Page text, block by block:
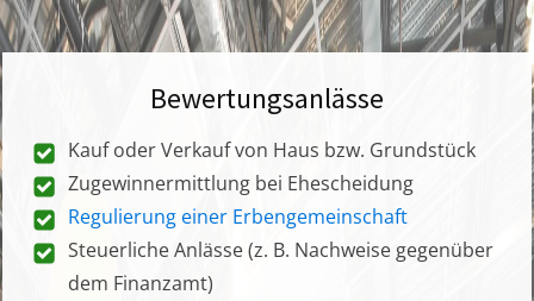
Bewertungsanlässe
Kauf oder Verkauf von Haus bzw. Grundstück
Zugewinnermittlung bei Ehescheidung
Regulierung einer Erbengemeinschaft
Steuerliche Anlässe (z. B. Nachweise gegenüber
dem Finanzamt)